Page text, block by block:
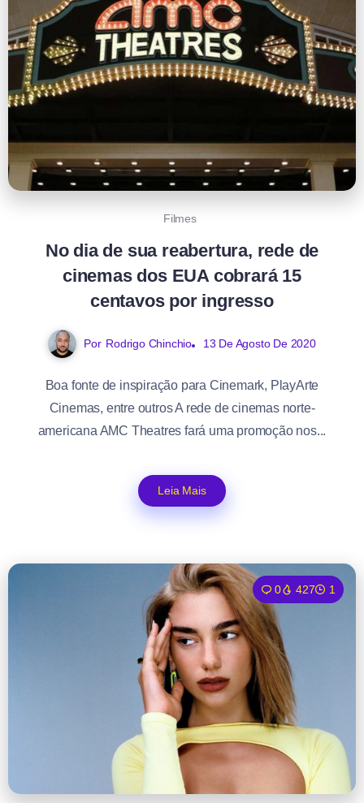
Filmes
No dia de sua reabertura, rede de
cinemas dos EUA cobrará 15
centavos por ingresso
Por Rodrigo Chinchio 13 De Agosto De 2020
Boa fonte de inspiração para Cinemark, PlayArte
Cinemas, entre outros A rede de cinemas norte-
americana AMC Theatres fará uma promoção nos...
Leia Mais
0 427 1